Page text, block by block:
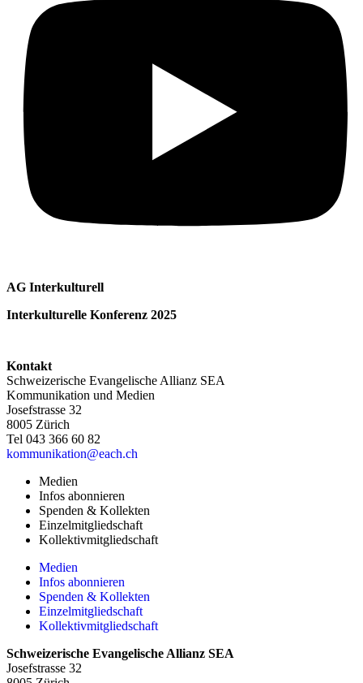
AG Interkulturell
Interkulturelle Konferenz 2025
Kontakt
Schweizerische Evangelische Allianz SEA
Kommunikation und Medien
Josefstrasse 32
8005 Zürich
Tel 043 366 60 82
kommunikation@each.ch
Medien
Infos abonnieren
Spenden & Kollekten
Einzelmitgliedschaft
Kollektivmitgliedschaft
Medien
Infos abonnieren
Spenden & Kollekten
Einzelmitgliedschaft
Kollektivmitgliedschaft
Schweizerische Evangelische Allianz SEA
Josefstrasse 32